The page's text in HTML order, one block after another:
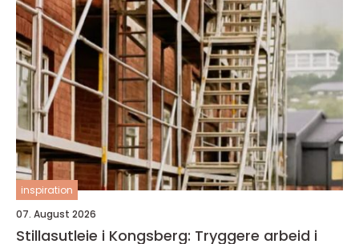
inspiration
07. August 2026
Stillasutleie i Kongsberg: Tryggere arbeid i